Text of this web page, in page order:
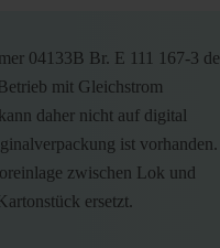
04133B Br. E 111 167-3
mit Gleichstrom
daher nicht auf digital
ist vorhanden.
zwischen Lok und
ersetzt.